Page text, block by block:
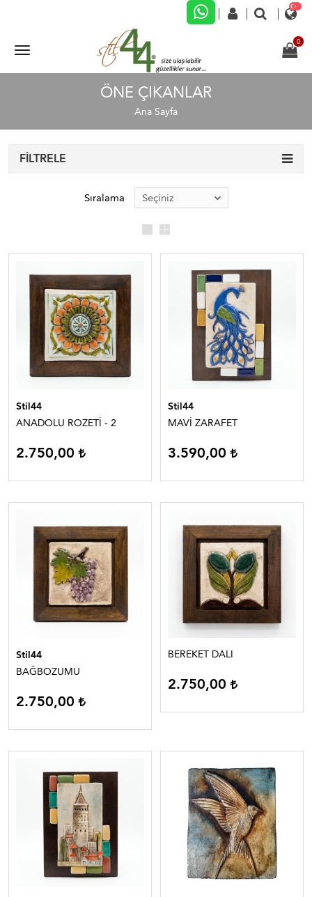
ÖNE ÇIKANLAR
Ana Sayfa
FILTRELE
Sıralama
Stil44
ANADOLU ROZETİ - 2
2.750,00
Stil44
MAVİ ZARAFET
3.590,00
Stil44
BAĞBOZUMU
2.750,00
BEREKET DALI
2.750,00